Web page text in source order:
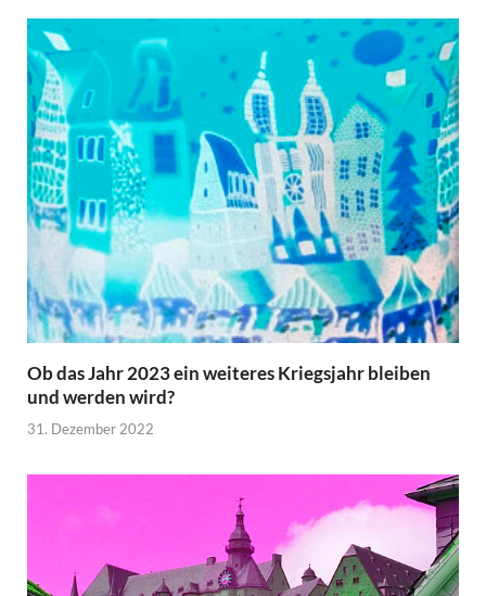
Ob das Jahr 2023 ein weiteres Kriegsjahr bleiben
und werden wird?
31. Dezember 2022